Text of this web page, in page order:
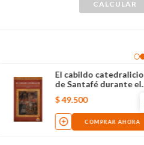
El cabildo catedralicio
de Santafé durante el
período de la
independencia (1808-
1819)
$49.500
COMPRAR AHORA